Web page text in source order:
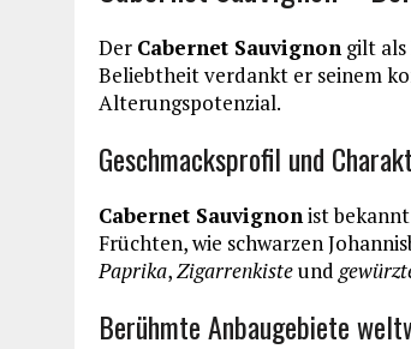
Der Cabernet Sauvignon gilt
Beliebtheit verdankt er seinem
Alterungspotenzial.
Geschmacksprofil und
Cabernet Sauvignonist
Früchten, wie schwarzen
Paprika,Zigarrenkisteund
Berühmte Anbaugebiete